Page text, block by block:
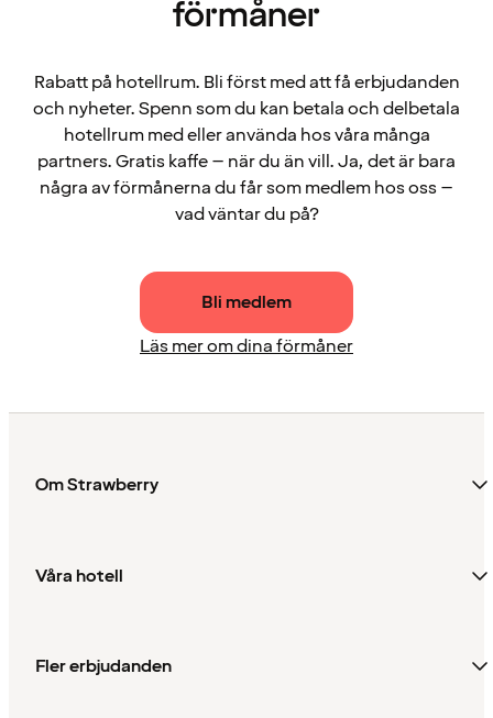
förmåner
Rabatt på hotellrum. Bli först med att få erbjudanden
och nyheter. Spenn som du kan betala och delbetala
hotellrum med eller använda hos våra många
partners. Gratis kaffe – när du än vill. Ja, det är bara
några av förmånerna du får som medlem hos oss –
vad väntar du på?
Bli medlem
Läs mer om dina förmåner
Om Strawberry
Våra hotell
Fler erbjudanden